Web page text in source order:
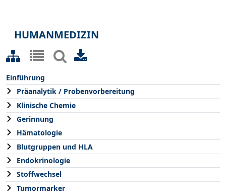
HUMANMEDIZIN
Einführung
Präanalytik / Probenvorbereitung
Klinische Chemie
Gerinnung
Hämatologie
Blutgruppen und HLA
Endokrinologie
Stoffwechsel
Tumormarker